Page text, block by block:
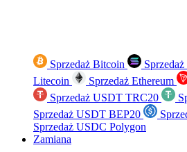
Sprzedaż Bitcoin Sprzedaż
Litecoin
Sprzedaż Ethereum
Sprzedaż USDT TRC20
Sprzedaż USDT BEP20
Sprzedaż USDC Polygon
Zamiana